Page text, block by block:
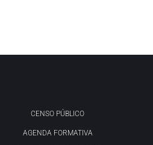
CENSO PÚBLICO
AGENDA FORMATIVA